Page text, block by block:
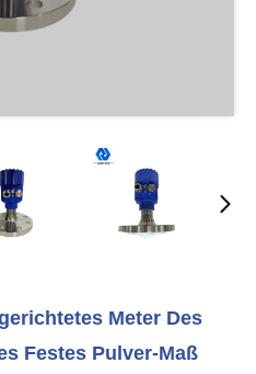
Meter Des
Festes Pulver-Maß